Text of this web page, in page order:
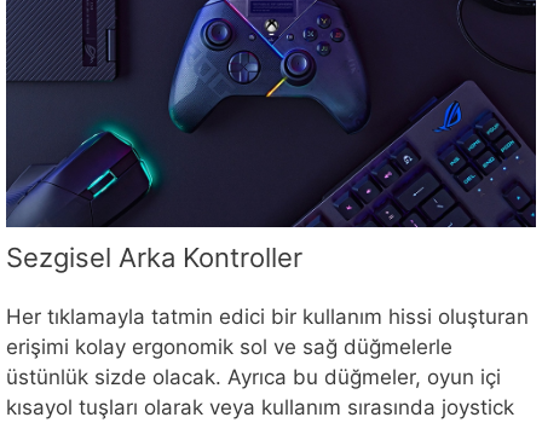
Sezgisel Arka Kontroller
Her tıklamayla tatmin edici bir kullanım hissi oluşturan
erişimi kolay ergonomik sol ve sağ düğmelerle
üstünlük sizde olacak. Ayrıca bu düğmeler, oyun içi
kısayol tuşları olarak veya kullanım sırasında joystick